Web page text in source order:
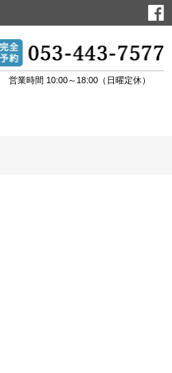
営業時間 10:00～18:00（日曜定休）